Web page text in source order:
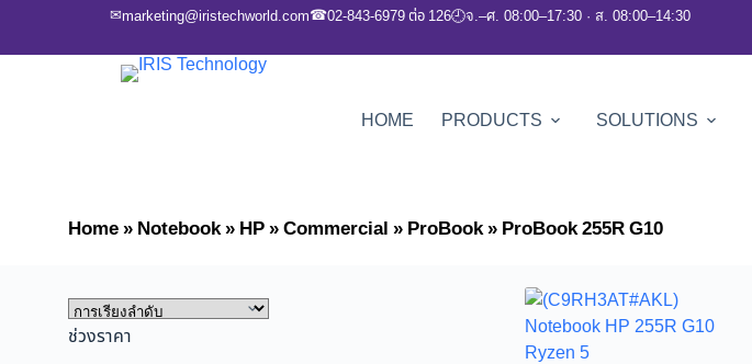
✉marketing@iristechworld.com☎02-843-6979 ต่อ 126🕘จ.–ศ. 08:00–17:30 · ส. 08:00–14:30
HOME PRODUCTS SOLUTIONS
Home»Notebook»HP»Commercial»ProBook»ProBook 255R G10
ช่วงราคา